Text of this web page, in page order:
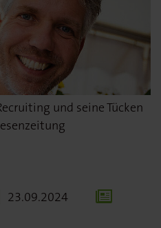
und seine Tücken
23.09.2024